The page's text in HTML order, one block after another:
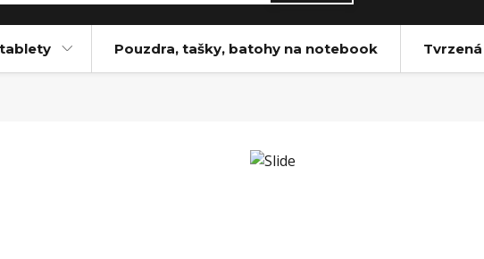
Pouzdra, tašky, batohy na notebook